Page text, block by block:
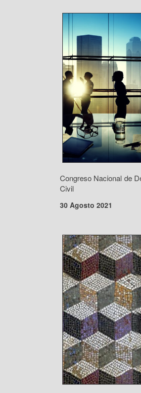
Congreso Nacional de
Civil
30 Agosto 2021